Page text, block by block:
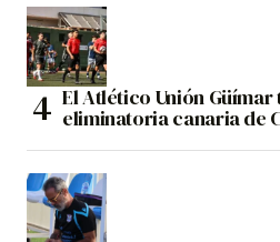
El Atlético Unión
eliminatoria canaria de